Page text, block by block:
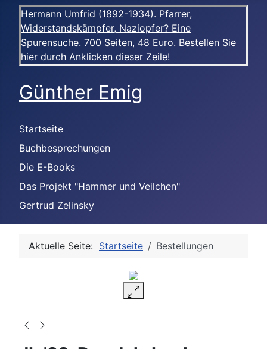
Hermann Umfrid (1892-1934). Pfarrer,
Widerstandskämpfer, Naziopfer? Eine
Spurensuche. 700 Seiten, 48 Euro. Bestellen Sie
hier durch Anklicken dieser Zeile!
Günther Emig
Startseite
Buchbesprechungen
Die E-Books
Das Projekt "Hammer und Veilchen"
Gertrud Zelinsky
Aktuelle Seite: Startseite Bestellungen